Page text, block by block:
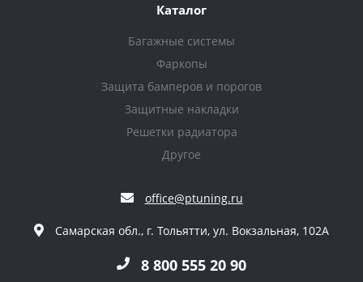
Каталог
Багажные системы
Фаркопы
Защита бамперов и порогов
Защитные накладки
Решетки радиатора
Другое
office@ptuning.ru
Самарская обл., г. Тольятти, ул. Вокзальная, 102А
8 800 555 20 90